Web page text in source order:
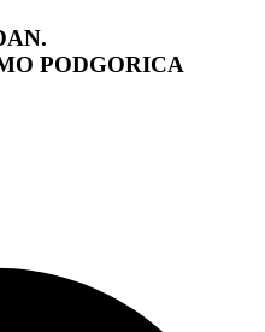
PODGORICA